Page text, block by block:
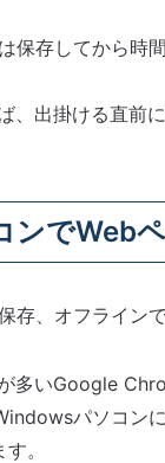
保存してから時
、出掛ける直前
ンでWeb
存、オフライン
多いGoogle
パソコン
。